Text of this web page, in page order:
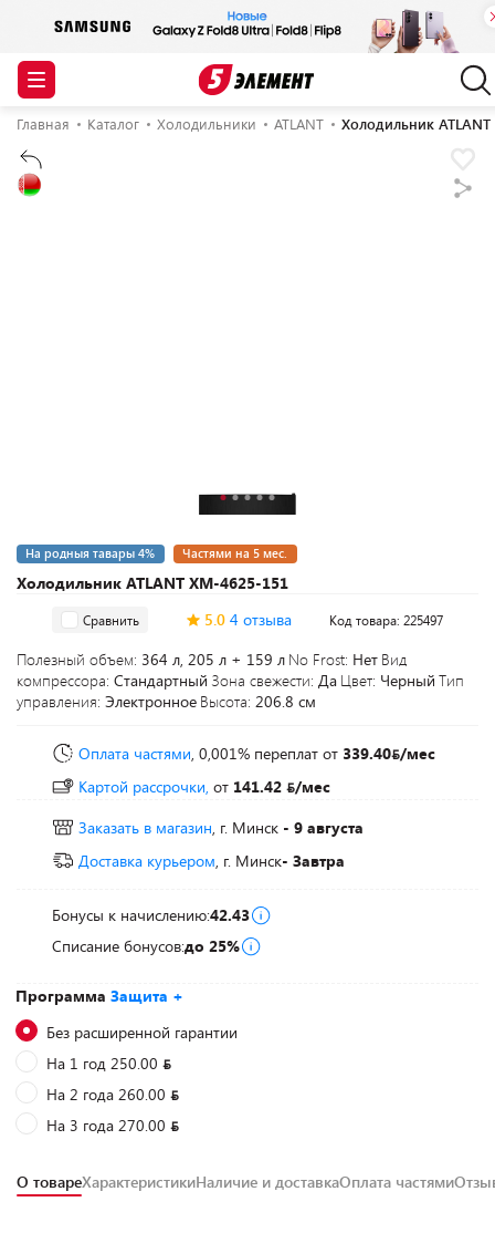
Главная Каталог Холодильники ATLANT Холодильник
Холодильник ATLANT ХМ-4625-151
На родныя тавары 4% Частями на 5 мес.
Программа Защита +
Без расширенной гарантии
На 1 год 250.00
На 2 года 260.00
На 3 года 270.00
Сравнить 5.0 4 отзыва Код товара: 225497
Полезный объем: 364 л, 205 л + 159 л No Frost: Нет Вид
компрессора: Стандартный Зона свежести: Да Цвет: Черный Тип
управления: Электронное Высота: 206.8 см
Оплата частями, 0,001% переплат от 339.40 /мес
Картой рассрочки, от 141.42
/мес
Заказать в магазин, г. Минск - 9 августа
Доставка курьером, г. Минск- Завтра
Бонусы к начислению:42.43
Списание бонусов:до 25%
О товареХарактеристикиНаличие и доставкаОплата частями